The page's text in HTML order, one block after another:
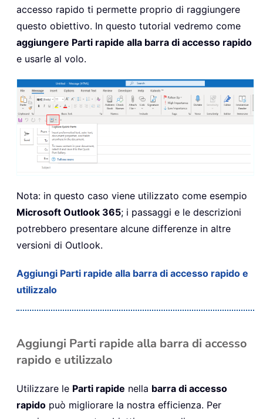
accesso rapido ti permette proprio di raggiungere
questo obiettivo. In questo tutorial vedremo come
aggiungere Parti rapide alla barra di accesso rapido
e usarle al volo.
Nota: in questo caso viene utilizzato come esempio
Microsoft Outlook 365; i passaggi e le descrizioni
potrebbero presentare alcune differenze in altre
versioni di Outlook.
Aggiungi Parti rapide alla barra di accesso rapido e
utilizzalo
Aggiungi Parti rapide alla barra di accesso
rapido e utilizzalo
Utilizzare le Parti rapide nella barra di accesso
rapido può migliorare la nostra efficienza. Per